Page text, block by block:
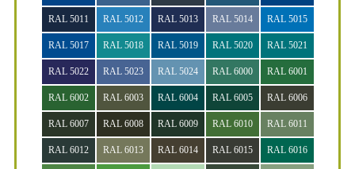
RAL 5011 RAL 5012 RAL 5013 RAL 5014 RAL 5015
RAL 5017 RAL 5018 RAL 5019 RAL 5020 RAL 5021
RAL 5022 RAL 5023 RAL 5024 RAL 6000 RAL 6001
RAL 6002 RAL 6003 RAL 6004 RAL 6005 RAL 6006
RAL 6007 RAL 6008 RAL 6009 RAL 6010 RAL 6011
RAL 6012 RAL 6013 RAL 6014 RAL 6015 RAL 6016